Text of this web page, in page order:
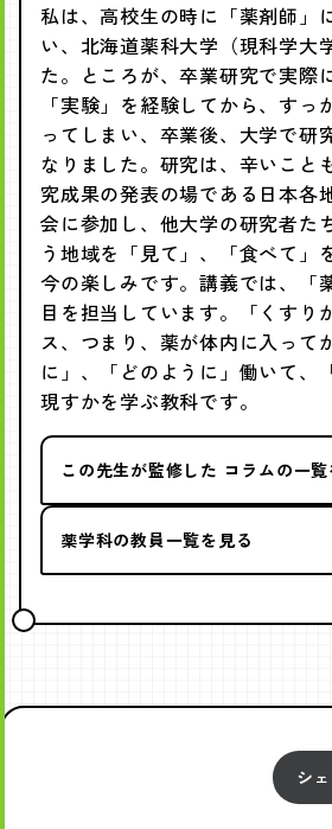
私は、高校生の時に「薬剤師」
い、北海道薬科大学（現科学大
た。ところが、卒業研究で実際
「実験」を経験してから、すっ
ってしまい、卒業後、大学で研
なりました。研究は、辛いこと
究成果の発表の場である日本各
会に参加し、他大学の研究者た
う地域を「見て」、「食べて」
今の楽しみです。講義では、「
目を担当しています。「くすり
ス、つまり、薬が体内に入って
に」、「どのように」働いて、
現すかを学ぶ教科です。
この先生が監修した コラムの一覧
薬学科の教員一覧を見る
シ